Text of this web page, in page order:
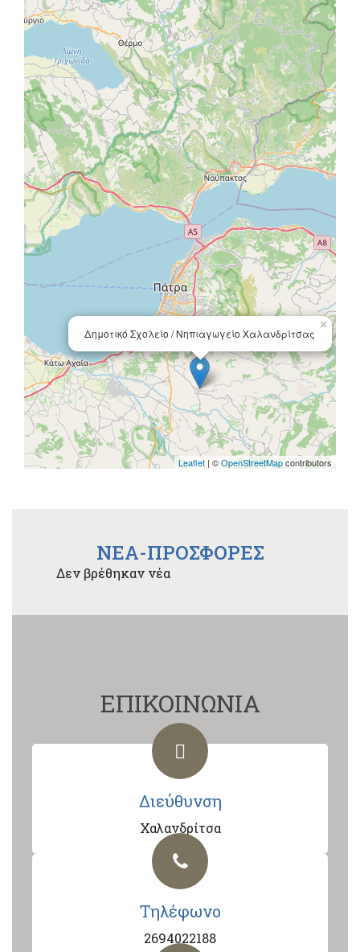
Δημοτικό Σχολείο / Νηπιαγωγείο Χαλανδρίτσας
×
Leaflet | ©OpenStreetMapcontributors
NEA-ΠΡΟΣΦΟΡΕΣ
Δεν βρέθηκαν νέα
ΕΠΙΚΟΙΝΩΝΙΑ
Διεύθυνση
Χαλανδρίτσα
Τηλέφωνο
2694022188